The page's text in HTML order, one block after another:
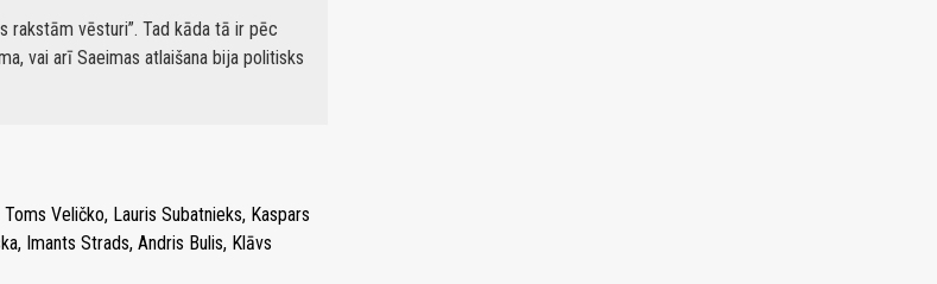
rakstām vēsturi”. Tad kāda tā ir pēc
vai arī Saeimas atlaišana bija politisks
Veličko, Lauris Subatnieks, Kaspars
Imants Strads, Andris Bulis, Klāvs